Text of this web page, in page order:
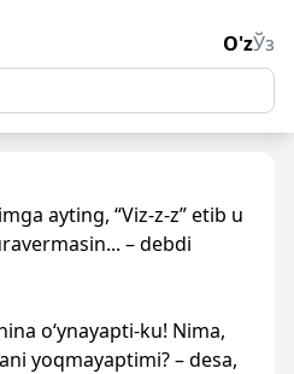
O'zЎз
ayting, “Viz-z-z” etib u
– debdi
oʻynayapti-ku! Nima,
yoqmayaptimi? – desa,